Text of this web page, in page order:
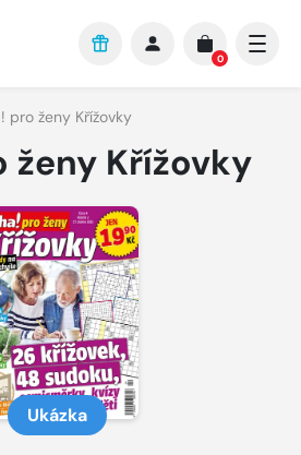
0
pro ženy Křížovky
ženy Křížovky
Ukázka